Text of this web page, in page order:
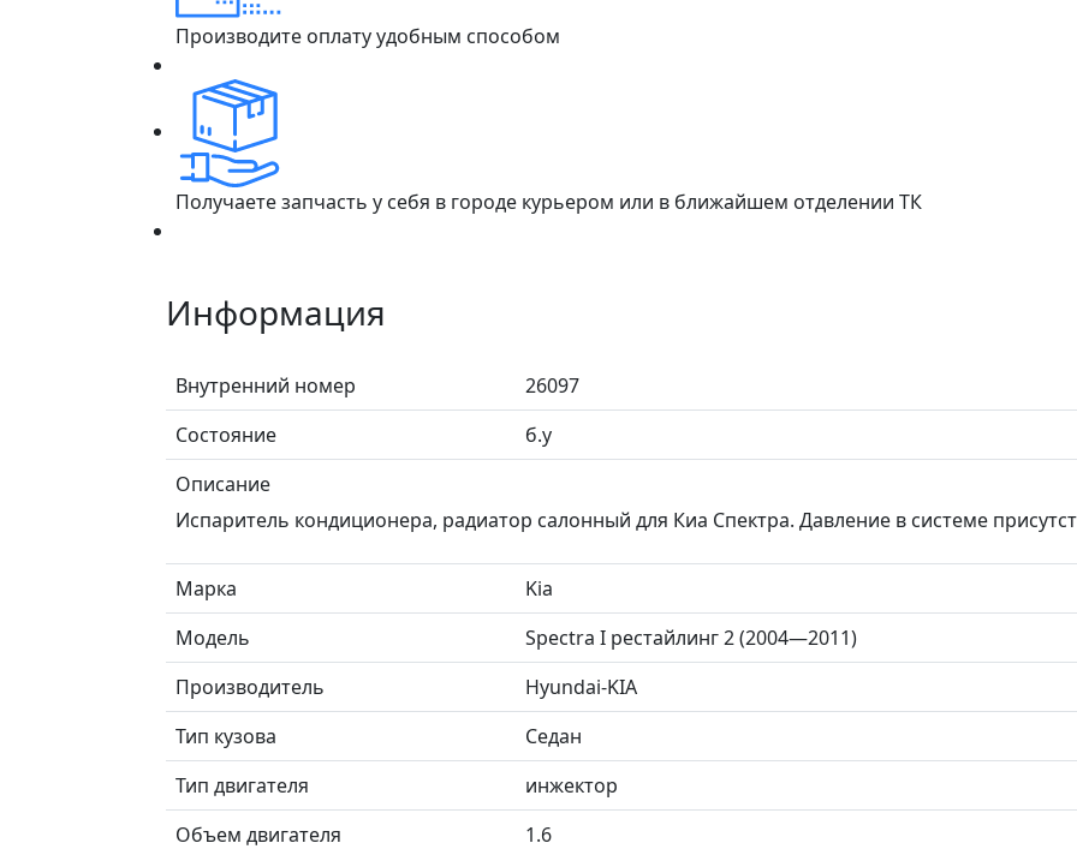
Производите оплату удобным способом
Получаете запчасть у себя в городе курьером или в ближайшем отделении ТК
Информация
Внутренний номер
26097
Состояние
б.у
Описание
Испаритель кондиционера, радиатор салонный для Киа Спектра. Давление в системе
Марка
Kia
Модель
Spectra I рестайлинг 2 (2004—2011)
Производитель
Hyundai-KIA
Тип кузова
Седан
Тип двигателя
инжектор
Объем двигателя
1.6